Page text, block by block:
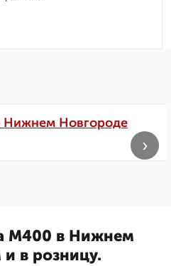
Новгороде
›
М400 в Нижнем
в розницу.